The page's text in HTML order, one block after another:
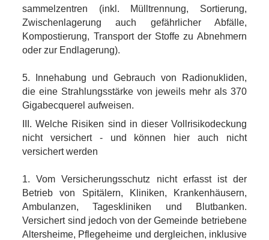
sammelzentren (inkl. Mülltrennung, Sortierung,
Zwischenlagerung auch gefährlicher Abfälle,
Kompostierung, Transport der Stoffe zu Abnehmern
oder zur Endlagerung).
5. Innehabung und Gebrauch von Radionukliden,
die eine Strahlungsstärke von jeweils mehr als 370
Gigabecquerel aufweisen.
III. Welche Risiken sind in dieser Vollrisikodeckung
nicht versichert - und können hier auch nicht
versichert werden
1. Vom Versicherungsschutz nicht erfasst ist der
Betrieb von Spitälern, Kliniken, Krankenhäusern,
Ambulanzen, Tageskliniken und Blutbanken.
Versichert sind jedoch von der Gemeinde betriebene
Altersheime, Pflegeheime und dergleichen, inklusive